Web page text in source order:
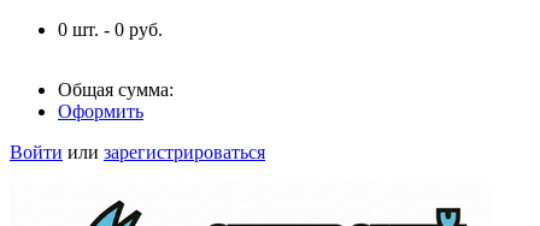
0 шт. - 0 руб.
Общая сумма:
Оформить
Войти или зарегистрироваться